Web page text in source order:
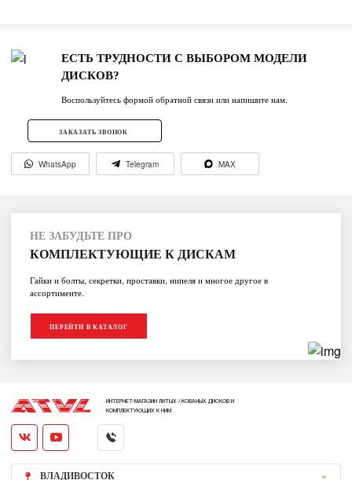
ЕСТЬ ТРУДНОСТИ С ВЫБОРОМ МОДЕЛИ
ДИСКОВ?
Воспользуйтесь формой обратной связи или напишите нам.
ЗАКАЗАТЬ ЗВОНОК
WhatsApp Telegram MAX
НЕ ЗАБУДЬТЕ ПРО
КОМПЛЕКТУЮЩИЕ К ДИСКАМ
Гайки и болты, секретки, проставки, нипеля и многое другое в
ассортименте.
ПЕРЕЙТИ В КАТАЛОГ
ИНТЕРНЕТ-МАГАЗИН ЛИТЫХ / КОВАНЫХ ДИСКОВ И
КОМПЛЕКТУЮЩИХ К НИМ
ВЛАДИВОСТОК